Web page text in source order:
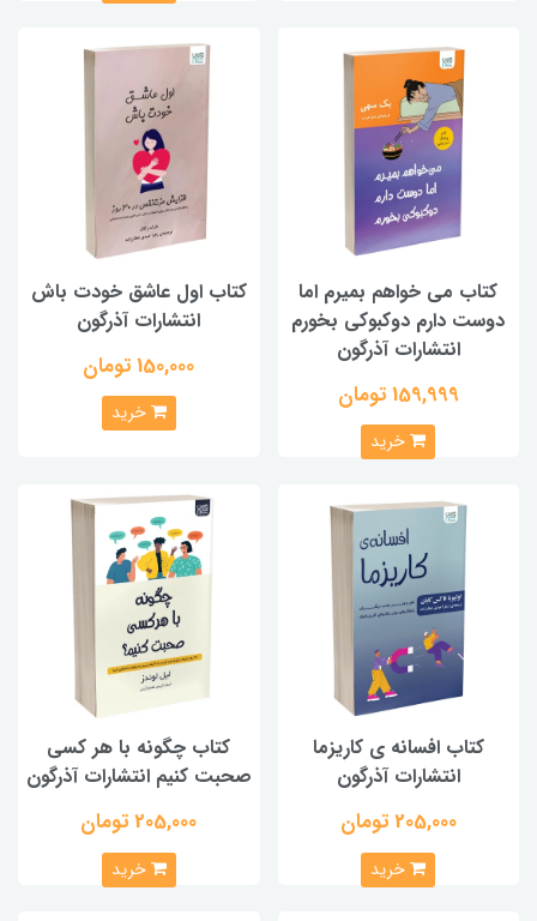
کتاب می خواهم بمیرم اما
دوست دارم دوکبوکی بخورم
انتشارات آذرگون
159,999 تومان
خرید
کتاب اول عاشق خودت باش
انتشارات آذرگون
150,000 تومان
خرید
کتاب افسانه ی کاریزما
انتشارات آذرگون
205,000 تومان
خرید
کتاب چگونه با هر کسی
صحبت کنیم انتشارات آذرگون
205,000 تومان
خرید